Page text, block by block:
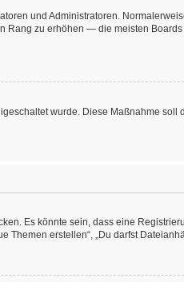
und Administratoren.
Rang zu erhöhen — die meisten
wurde. Diese Maßnahme soll
Es könnte sein, dass eine
erstellen“, „Du darfst